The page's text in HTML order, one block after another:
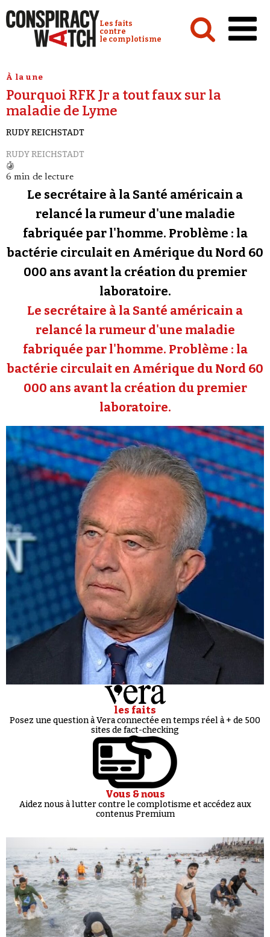
Conspiracy Watch :
Les faits
contre
le complotisme
Analyses
Conspipédia
Revues de presse
Newsletter
Faire un don
Demander à Vera
Se connecter
À la une
Pourquoi RFK Jr a tout faux sur la
maladie de Lyme
RUDY REICHSTADT
RUDY REICHSTADT
6 min de lecture
Le secrétaire à la Santé américain a
relancé la rumeur d'une maladie
fabriquée par l'homme. Problème : la
bactérie circulait en Amérique du Nord 60
000 ans avant la création du premier
laboratoire.
Le secrétaire à la Santé américain a
relancé la rumeur d'une maladie
fabriquée par l'homme. Problème : la
bactérie circulait en Amérique du Nord 60
000 ans avant la création du premier
laboratoire.
les faits
Posez une question à Vera connectée en temps réel à + de 500
sites de fact-checking
Vous & nous
Aidez nous à lutter contre le complotisme et accédez aux
contenus Premium